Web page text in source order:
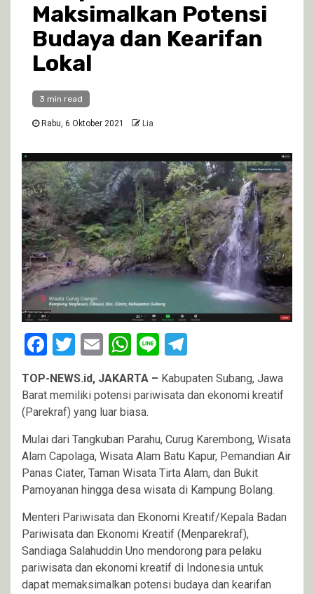
Maksimalkan Potensi
Budaya dan Kearifan
Lokal
3 min read
Rabu, 6 Oktober 2021 Lia
Facebook
Twitter
EmailWhatsApp
Line
TOP-NEWS.id, JAKARTA – Kabupaten Subang, Jawa
Barat memiliki potensi pariwisata dan ekonomi kreatif
(Parekraf) yang luar biasa.
Mulai dari Tangkuban Parahu, Curug Karembong, Wisata
Alam Capolaga, Wisata Alam Batu Kapur, Pemandian Air
Panas Ciater, Taman Wisata Tirta Alam, dan Bukit
Pamoyanan hingga desa wisata di Kampung Bolang.
Menteri Pariwisata dan Ekonomi Kreatif/Kepala Badan
Pariwisata dan Ekonomi Kreatif (Menparekraf),
Sandiaga Salahuddin Uno mendorong para pelaku
pariwisata dan ekonomi kreatif di Indonesia untuk
dapat memaksimalkan potensi budaya dan kearifan